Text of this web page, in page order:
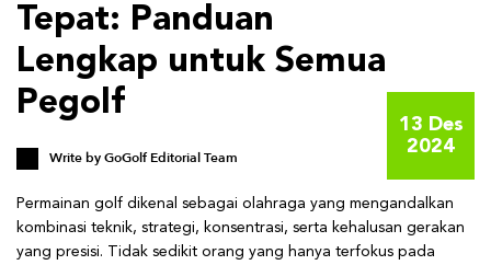
Tepat: Panduan
Lengkap untuk Semua
Pegolf
13 Des
2024
Write byGoGolf Editorial Team
Permainan golf dikenal sebagai olahraga yang mengandalkan
kombinasi teknik, strategi, konsentrasi, serta kehalusan gerakan
yang presisi. Tidak sedikit orang yang hanya terfokus pada